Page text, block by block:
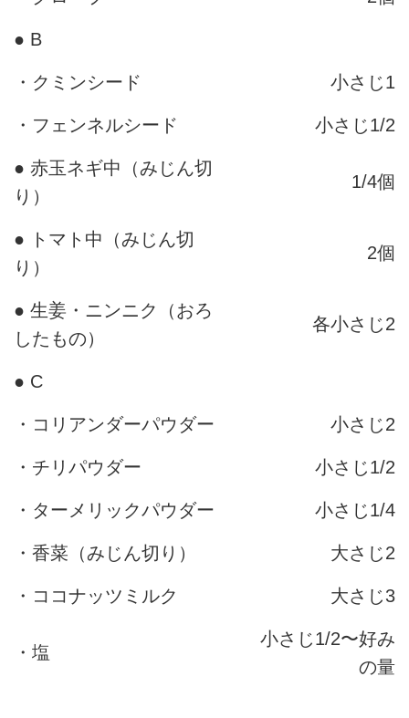
● B
・クミンシード 小さじ1
・フェンネルシード 小さじ1/2
● 赤玉ネギ中（みじん切
り）
1/4個
● トマト中（みじん切
り）
2個
● 生姜・ニンニク（おろ
したもの）
各小さじ2
● C
・コリアンダーパウダー 小さじ2
・チリパウダー 小さじ1/2
・ターメリックパウダー 小さじ1/4
・香菜（みじん切り） 大さじ2
・ココナッツミルク 大さじ3
・塩
小さじ1/2〜好み
の量